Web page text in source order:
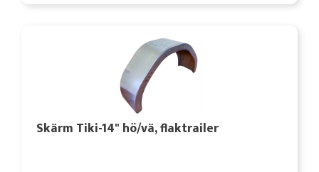
Skärm Tiki-14" hö/vä, flaktrailer